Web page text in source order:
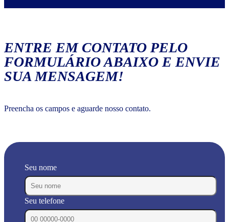
ENTRE EM CONTATO PELO
FORMULÁRIO ABAIXO E ENVIE
SUA MENSAGEM!
Preencha os campos e aguarde nosso contato.
Seu nome
Seu telefone